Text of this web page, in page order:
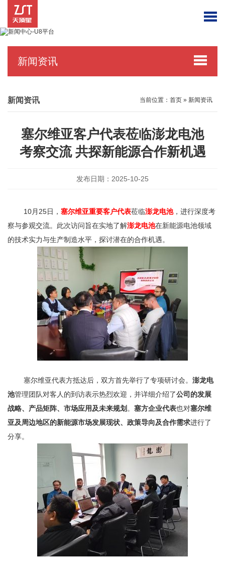
新闻资讯
当前位置： 首页 » 新闻资讯
新闻资讯
塞尔维亚客户代表莅临澎龙电池
考察交流 共探新能源合作新机遇
发布日期：2025-10-25
10月25日， 塞尔维亚重要客户代表莅临澎龙电池，进行深度考
察与参观交流。此次访问旨在实地了解澎龙电池在新能源电池领域
的技术实力与生产制造水平，探讨潜在的合作机遇。
塞尔维亚代表方抵达后，双方首先举行了专项研讨会。 澎龙电
池管理团队对客人的到访表示热烈欢迎，并详细介绍了公司的发展
战略、产品矩阵、市场应用及未来规划。 塞方企业代表也对塞尔维
亚及周边地区的新能源市场发展现状、政策导向及合作需求进行了
分享。